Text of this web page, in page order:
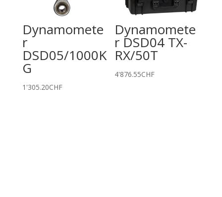
Dynamomete
r
DSD05/1000K
G
1'305.20CHF
Dynamomete
r DSD04 TX-
RX/50T
4'876.55CHF